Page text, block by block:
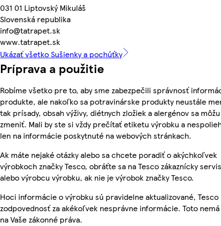
031 01 Liptovský Mikuláš
Slovenská republika
info@tatrapet.sk
www.tatrapet.sk
Ukázať všetko Sušienky a pochúťky
Príprava a použitie
Robíme všetko pre to, aby sme zabezpečili správnosť
produkte, ale nakoľko sa potravinárske produkty neustále
tak prísady, obsah výživy, diétnych zložiek a alergénov sa môžu
zmeniť. Mali by ste si vždy prečítať etiketu výrobku a
len na informácie poskytnuté na webových stránkach.
Ak máte nejaké otázky alebo sa chcete poradiť o akýchkoľvek
výrobkoch značky Tesco, obráťte sa na Tesco zákaznícky
alebo výrobcu výrobku, ak nie je výrobok značky Tesco.
Hoci informácie o výrobku sú pravidelne aktualizované, Tesco
zodpovednosť za akékoľvek nesprávne informácie. Toto
na Vaše zákonné práva.